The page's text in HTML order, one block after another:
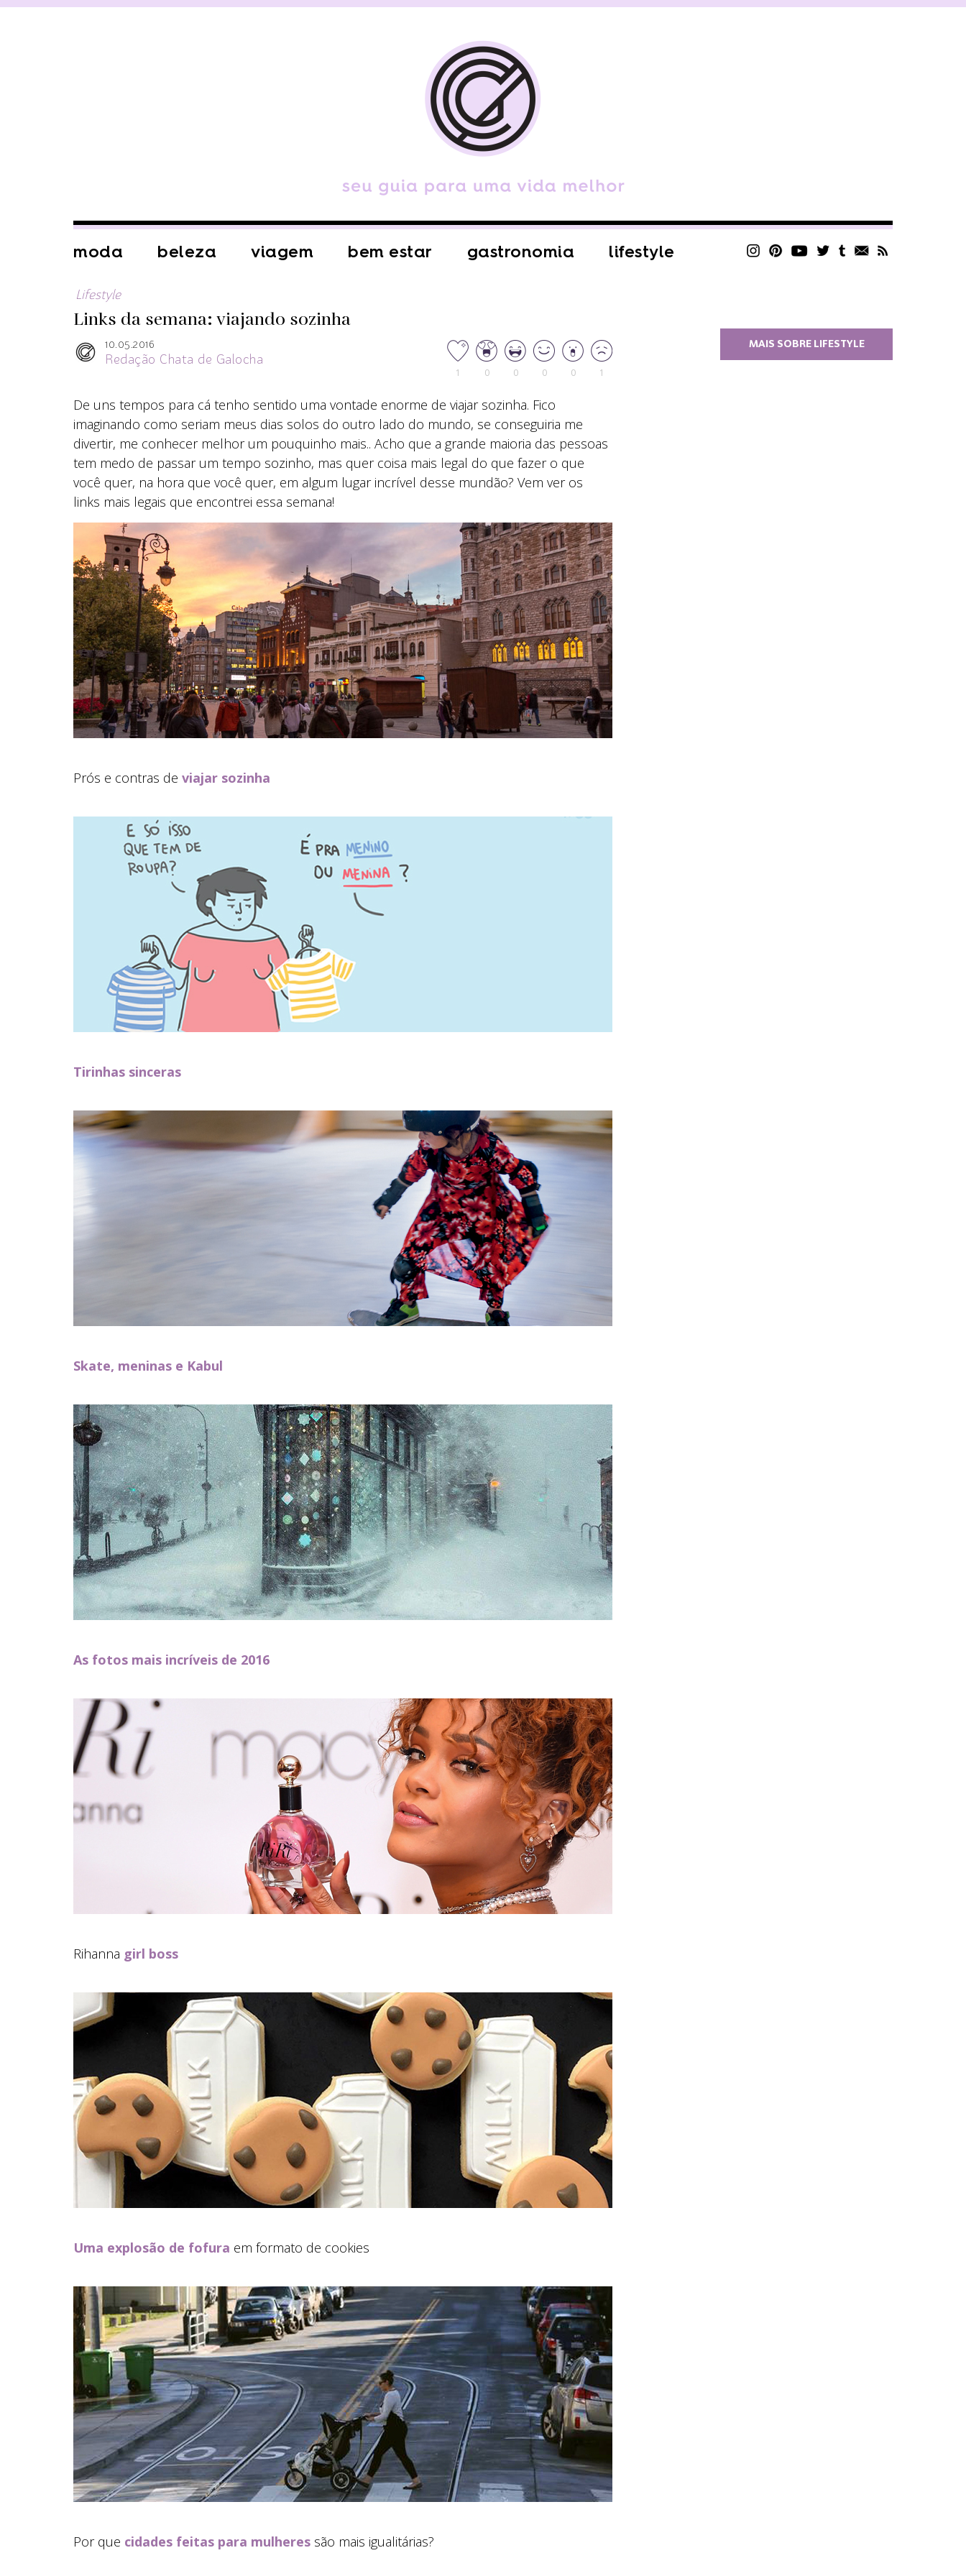
moda beleza viagem bem estar gastronomia lifestyle
Lifestyle
Links da semana: viajando sozinha
10.05.2016
Redação Chata de Galocha
1 0 0 0 0 1
De uns tempos para cá tenho sentido uma vontade enorme de viajar sozinha. Fico
imaginando como seriam meus dias solos do outro lado do mundo, se conseguiria me
divertir, me conhecer melhor um pouquinho mais.. Acho que a grande maioria das pessoas
tem medo de passar um tempo sozinho, mas quer coisa mais legal do que fazer o que
você quer, na hora que você quer, em algum lugar incrível desse mundão? Vem ver os
links mais legais que encontrei essa semana!
Prós e contras de viajar sozinha
Tirinhas sinceras
Skate, meninas e Kabul
As fotos mais incríveis de 2016
Rihanna girl boss
Uma explosão de fofura em formato de cookies
Por que cidades feitas para mulheres são mais igualitárias?
MAIS SOBRE LIFESTYLE